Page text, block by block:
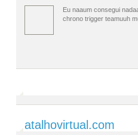
Eu naaum consegui
chrono trigger teamuuh
atalhovirtual.com